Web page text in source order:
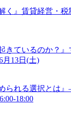
』賃貸経営・税
ているのか？
13日(土)
られる選択とは
18:00